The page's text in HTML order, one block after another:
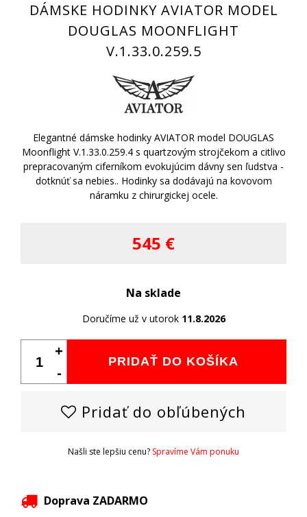
DÁMSKE HODINKY AVIATOR MODEL
DOUGLAS MOONFLIGHT
V.1.33.0.259.5
Elegantné dámske hodinky AVIATOR model DOUGLAS
Moonflight V.1.33.0.259.4 s quartzovým strojčekom a citlivo
prepracovaným ciferníkom evokujúcim dávny sen ľudstva -
dotknúť sa nebies.. Hodinky sa dodávajú na kovovom
náramku z chirurgickej ocele.
545 €
Na sklade
Doručíme už v utorok 11.8.2026
PRIDAŤ DO KOŠÍKA
+
-
Pridať do obľúbených
Našli ste lepšiu cenu? Spravíme Vám ponuku
Doprava ZADARMO